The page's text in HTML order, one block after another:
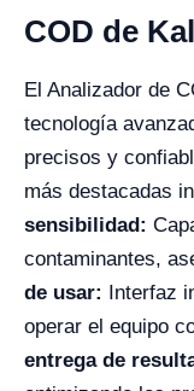
COD de
El Analizador de
tecnología
precisos y
más destacadas
sensibilidad:
contaminantes,
de usar: Interfaz
operar el equipo
entrega de